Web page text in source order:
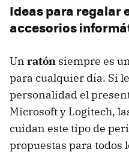
Ideas para regalar
accesorios
Un ratón siempre es
para cualquier día. Si
personalidad el
Microsoft y Logitech,
cuidan este tipo de
propuestas para todos